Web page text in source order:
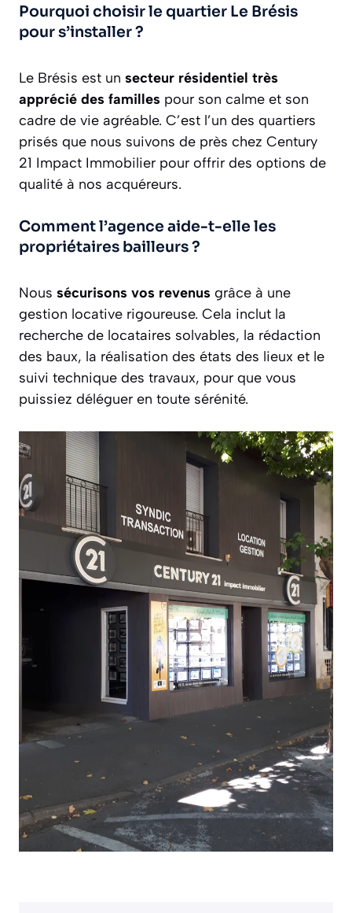
Pourquoi choisir le quartier Le Brésis
pour s’installer ?
Le Brésis est un secteur résidentiel très
apprécié des familles pour son calme et son
cadre de vie agréable. C’est l’un des quartiers
prisés que nous suivons de près chez Century
21 Impact Immobilier pour offrir des options de
qualité à nos acquéreurs.
Comment l’agence aide-t-elle les
propriétaires bailleurs ?
Nous sécurisons vos revenus grâce à une
gestion locative rigoureuse. Cela inclut la
recherche de locataires solvables, la rédaction
des baux, la réalisation des états des lieux et le
suivi technique des travaux, pour que vous
puissiez déléguer en toute sérénité.